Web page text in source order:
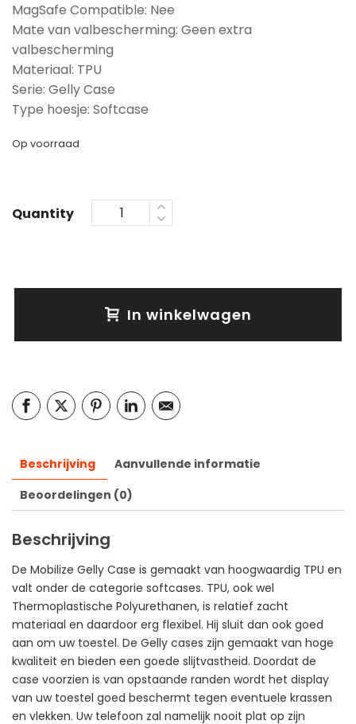
MagSafe Compatible: Nee
Mate van valbescherming: Geen extra
valbescherming
Materiaal: TPU
Serie: Gelly Case
Type hoesje: Softcase
Op voorraad
Quantity
In winkelwagen
Beschrijving
Aanvullende informatie
Beoordelingen (0)
Beschrijving
De Mobilize Gelly Case is gemaakt van hoogwaardig TPU en
valt onder de categorie softcases. TPU, ook wel
Thermoplastische Polyurethanen, is relatief zacht
materiaal en daardoor erg flexibel. Hij sluit dan ook goed
aan om uw toestel. De Gelly cases zijn gemaakt van hoge
kwaliteit en bieden een goede slijtvastheid. Doordat de
case voorzien is van opstaande randen wordt het display
van uw toestel goed beschermt tegen eventuele krassen
en vlekken. Uw telefoon zal namelijk nooit plat op zijn